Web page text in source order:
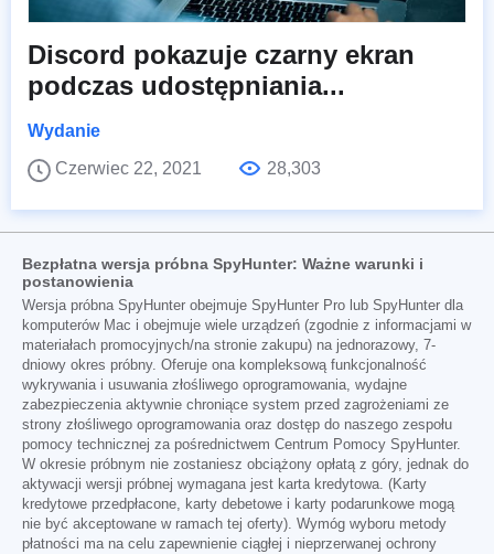
Discord pokazuje czarny ekran
podczas udostępniania...
Wydanie
Czerwiec 22, 2021
28,303
Bezpłatna wersja próbna SpyHunter: Ważne warunki i
postanowienia
Wersja próbna SpyHunter obejmuje SpyHunter Pro lub SpyHunter dla
komputerów Mac i obejmuje wiele urządzeń (zgodnie z informacjami w
materiałach promocyjnych/na stronie zakupu) na jednorazowy, 7-
dniowy okres próbny. Oferuje ona kompleksową funkcjonalność
wykrywania i usuwania złośliwego oprogramowania, wydajne
zabezpieczenia aktywnie chroniące system przed zagrożeniami ze
strony złośliwego oprogramowania oraz dostęp do naszego zespołu
pomocy technicznej za pośrednictwem Centrum Pomocy SpyHunter.
W okresie próbnym nie zostaniesz obciążony opłatą z góry, jednak do
aktywacji wersji próbnej wymagana jest karta kredytowa. (Karty
kredytowe przedpłacone, karty debetowe i karty podarunkowe mogą
nie być akceptowane w ramach tej oferty). Wymóg wyboru metody
płatności ma na celu zapewnienie ciągłej i nieprzerwanej ochrony